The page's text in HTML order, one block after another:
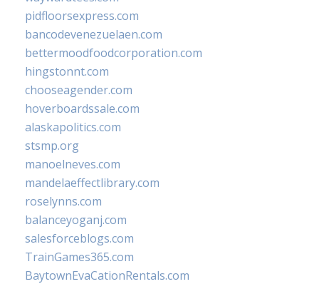
pidfloorsexpress.com
bancodevenezuelaen.com
bettermoodfoodcorporation.com
hingstonnt.com
chooseagender.com
hoverboardssale.com
alaskapolitics.com
stsmp.org
manoelneves.com
mandelaeffectlibrary.com
roselynns.com
balanceyoganj.com
salesforceblogs.com
TrainGames365.com
BaytownEvaCationRentals.com